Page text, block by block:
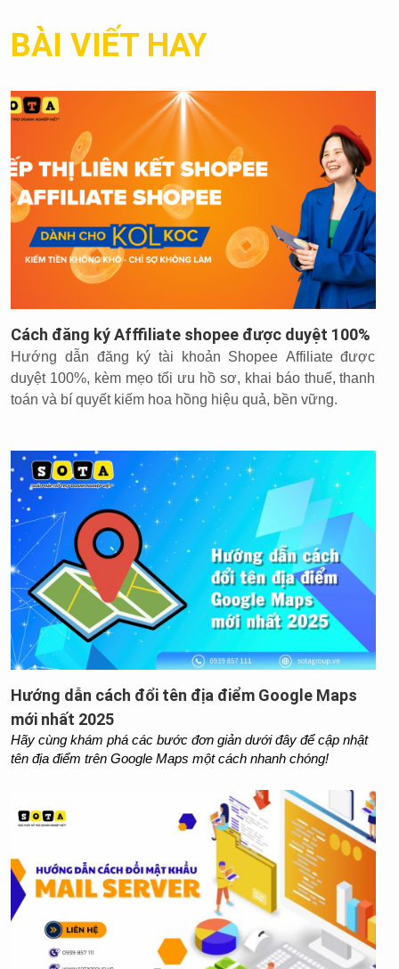
BÀI VIẾT HAY
Cách đăng ký Afffiliate shopee được duyệt 100%
Hướng dẫn đăng ký tài khoản Shopee Affiliate được
duyệt 100%, kèm mẹo tối ưu hồ sơ, khai báo thuế, thanh
toán và bí quyết kiếm hoa hồng hiệu quả, bền vững.
Hướng dẫn cách đổi tên địa điểm Google Maps
mới nhất 2025
Hãy cùng khám phá các bước đơn giản dưới đây để cập nhật
tên địa điểm trên Google Maps một cách nhanh chóng!